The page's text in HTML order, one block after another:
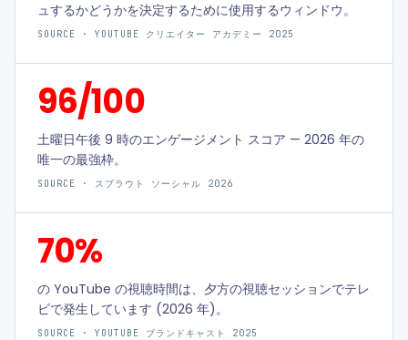
ュするかどうかを決定するために使用するウィンドウ。
SOURCE · YOUTUBE クリエイター アカデミー 2025
96/100
土曜日午後 9 時のエンゲージメント スコア — 2026 年の
唯一の最強枠。
SOURCE · スプラウト ソーシャル 2026
70%
の YouTube の視聴時間は、夕方の視聴セッションでテレ
ビで発生しています (2026 年)。
SOURCE · YOUTUBE ブランドキャスト 2025